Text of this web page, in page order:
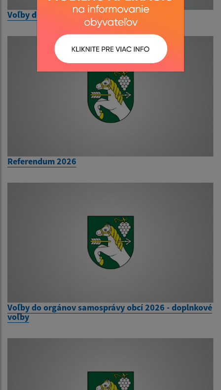
Voľby do orgánov samosprávy obcí 2026
Referendum 2026
Voľby do orgánov samosprávy obcí 2026 - doplnkové
voľby